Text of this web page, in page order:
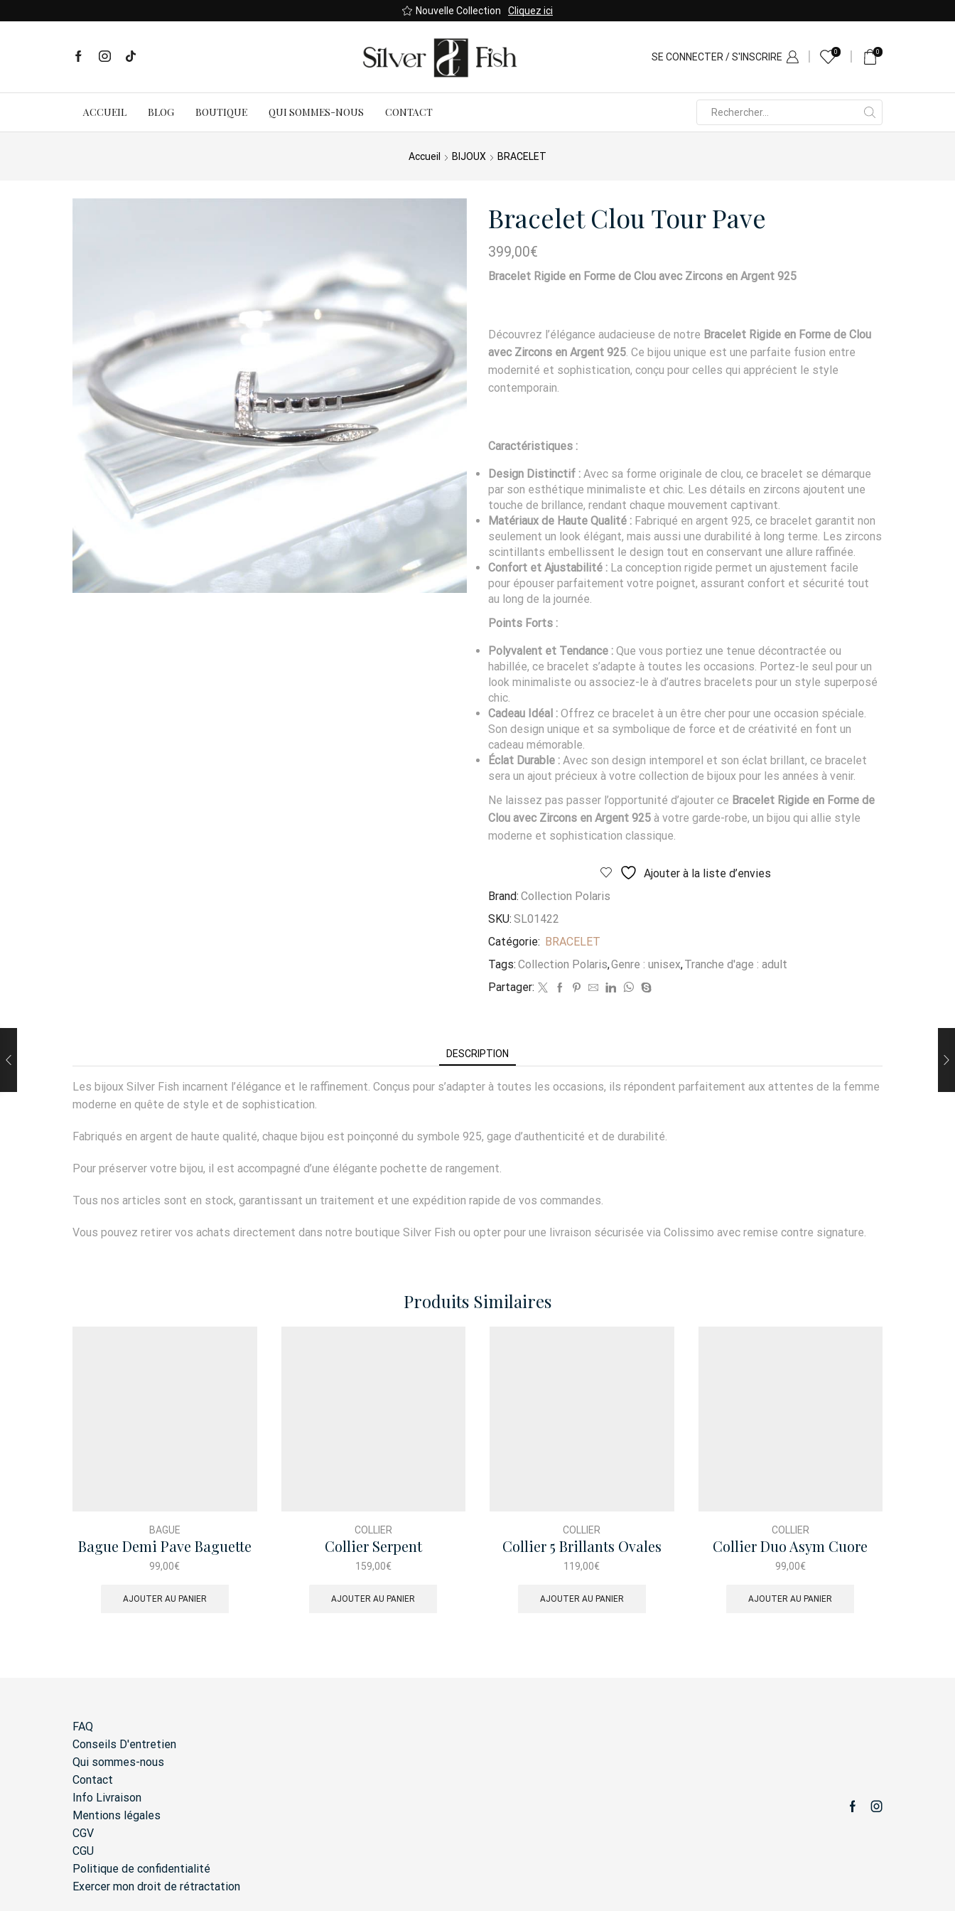
Nouvelle Collection Cliquez ici
SE CONNECTER / S'INSCRIRE 0 0
ACCUEIL BLOG BOUTIQUE QUI SOMMES-NOUS CONTACT
input
Accueil BIJOUX BRACELET
Bracelet Clou Tour Pave
399,00€
Bracelet Rigide en Forme de Clou avec Zircons en Argent 925
Découvrez l’élégance audacieuse de notre Bracelet Rigide en Forme de Clou
avec Zircons en Argent 925. Ce bijou unique est une parfaite fusion entre
modernité et sophistication, conçu pour celles qui apprécient le style
contemporain.
Caractéristiques :
Design Distinctif : Avec sa forme originale de clou, ce bracelet se démarque
par son esthétique minimaliste et chic. Les détails en zircons ajoutent une
touche de brillance, rendant chaque mouvement captivant.
Matériaux de Haute Qualité : Fabriqué en argent 925, ce bracelet garantit non
seulement un look élégant, mais aussi une durabilité à long terme. Les zircons
scintillants embellissent le design tout en conservant une allure raffinée.
Confort et Ajustabilité : La conception rigide permet un ajustement facile
pour épouser parfaitement votre poignet, assurant confort et sécurité tout
au long de la journée.
Points Forts :
Polyvalent et Tendance : Que vous portiez une tenue décontractée ou
habillée, ce bracelet s’adapte à toutes les occasions. Portez-le seul pour un
look minimaliste ou associez-le à d’autres bracelets pour un style superposé
chic.
Cadeau Idéal : Offrez ce bracelet à un être cher pour une occasion spéciale.
Son design unique et sa symbolique de force et de créativité en font un
cadeau mémorable.
Éclat Durable : Avec son design intemporel et son éclat brillant, ce bracelet
sera un ajout précieux à votre collection de bijoux pour les années à venir.
Ne laissez pas passer l’opportunité d’ajouter ce Bracelet Rigide en Forme de
Clou avec Zircons en Argent 925 à votre garde-robe, un bijou qui allie style
moderne et sophistication classique.
Ajouter à la liste d’envies
Brand: Collection Polaris
SKU: SL01422
Catégorie: BRACELET
Tags: Collection Polaris,Genre : unisex,Tranche d'age : adult
Partager:
DESCRIPTION
Les bijoux Silver Fish incarnent l’élégance et le raffinement. Conçus pour s’adapter à toutes les occasions, ils répondent parfaitement aux attentes de la femme
moderne en quête de style et de sophistication.
Fabriqués en argent de haute qualité, chaque bijou est poinçonné du symbole 925, gage d’authenticité et de durabilité.
Pour préserver votre bijou, il est accompagné d’une élégante pochette de rangement.
Tous nos articles sont en stock, garantissant un traitement et une expédition rapide de vos commandes.
Vous pouvez retirer vos achats directement dans notre boutique Silver Fish ou opter pour une livraison sécurisée via Colissimo avec remise contre signature.
Produits Similaires
BAGUE
Bague Demi Pave Baguette
T56
99,00€
AJOUTER AU PANIER
COLLIER
Collier Serpent
159,00€
AJOUTER AU PANIER
COLLIER
Collier 5 Brillants Ovales
Pave
119,00€
AJOUTER AU PANIER
COLLIER
Collier Duo Asym Cuore
Smaralda Dore
99,00€
AJOUTER AU PANIER
FAQ
Conseils D'entretien
Qui sommes-nous
Contact
Info Livraison
Mentions légales
CGV
CGU
Politique de confidentialité
Exercer mon droit de rétractation
FacebookInstagram